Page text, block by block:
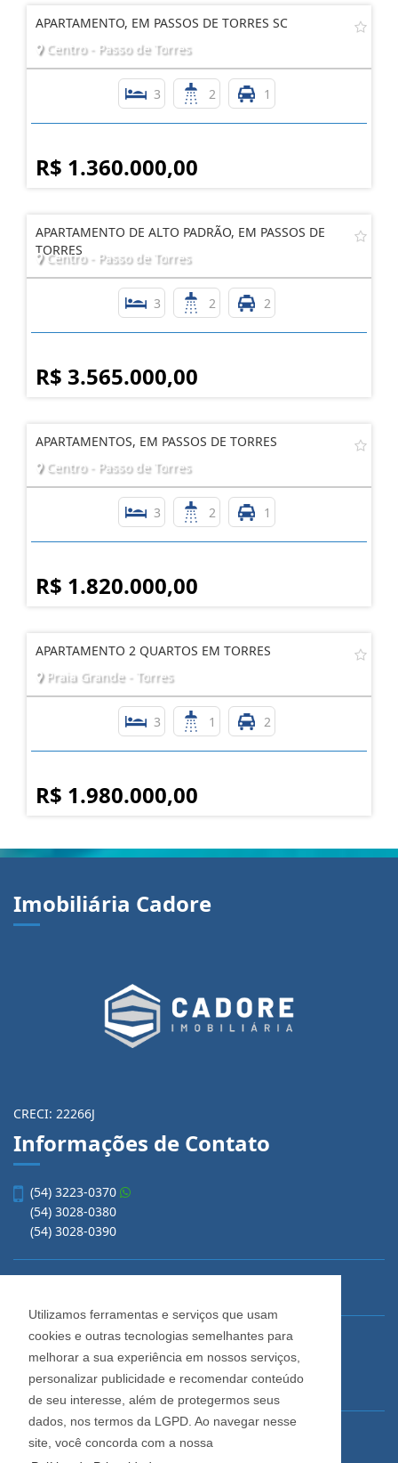
Utilizamos ferramentas e serviços que usam
cookies e outras tecnologias semelhantes para
melhorar a sua experiência em nossos serviços,
personalizar publicidade e recomendar conteúdo
de seu interesse, além de protegermos seus
dados, nos termos da LGPD. Ao navegar nesse
site, você concorda com a nossa
APARTAMENTO, EM PASSOS DE TORRES SC
Centro - Passo de Torres
3 2 1
R$ 1.360.000,00
APARTAMENTO DE ALTO PADRÃO, EM PASSOS DE
TORRES
Centro - Passo de Torres
3 2 2
R$ 3.565.000,00
APARTAMENTOS, EM PASSOS DE TORRES
Centro - Passo de Torres
3 2 1
R$ 1.820.000,00
APARTAMENTO 2 QUARTOS EM TORRES
Praia Grande - Torres
3 1 2
R$ 1.980.000,00
Imobiliária Cadore
CRECI: 22266J
Informações de Contato
(54) 3223-0370
(54) 3028-0380
(54) 3028-0390
Imobiliária Cadore
Rua Os Dezoito do Forte, 1622, Centro
Caxias do Sul - Rio Grande do Sul
Horário de Atendimento
De segunda a sexta-feira